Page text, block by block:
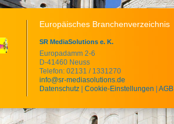
Europäisches Branchenverzeichnis
SR MediaSolutions e. K.
Europadamm 2-6
D-41460 Neuss
Telefon: 02131 / 1331270
info@sr-mediasolutions.de
Datenschutz
Cookie-Einstellungen AGB